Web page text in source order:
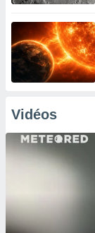
Vidéos